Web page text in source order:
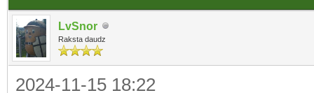
LvSnor
Raksta daudz
2024-11-15 18:22